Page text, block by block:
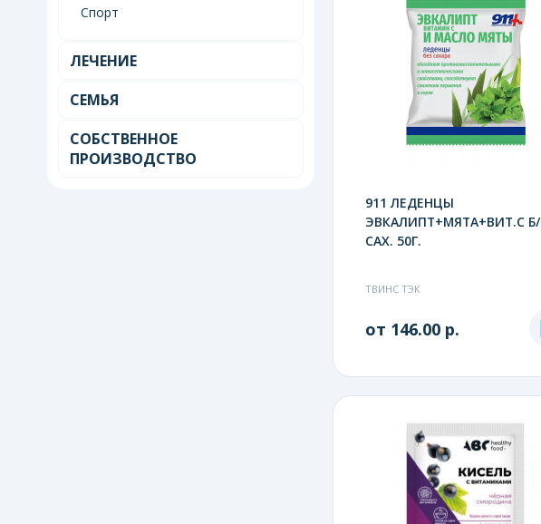
Спорт
ЛЕЧЕНИЕ
СЕМЬЯ
СОБСТВЕННОЕ
ПРОИЗВОДСТВО
911 ЛЕДЕНЦЫ
ЭВКАЛИПТ+МЯТА+ВИТ.С Б/
САХ. 50Г.
ТВИНС ТЭК
от 146.00 р.